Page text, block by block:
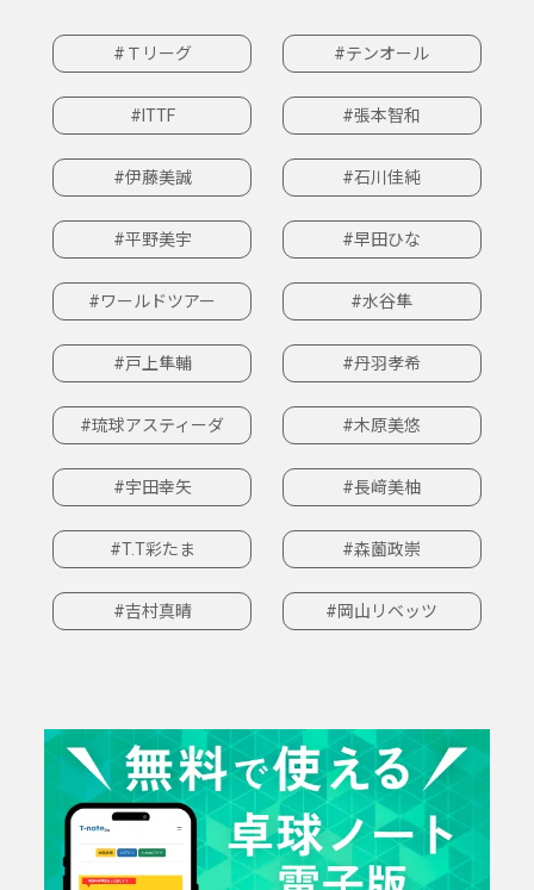
#Ｔリーグ #テンオール
#ITTF #張本智和
#伊藤美誠 #石川佳純
#平野美宇 #早田ひな
#ワールドツアー #水谷隼
#戸上隼輔 #丹羽孝希
#琉球アスティーダ #木原美悠
#宇田幸矢 #長﨑美柚
#T.T彩たま #森薗政崇
#吉村真晴 #岡山リベッツ